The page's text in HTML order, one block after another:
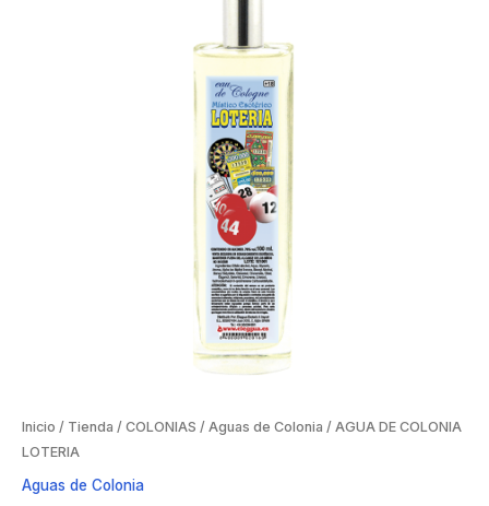
Inicio / Tienda / COLONIAS / Aguas de Colonia / AGUA DE COLONIA
LOTERIA
Aguas de Colonia